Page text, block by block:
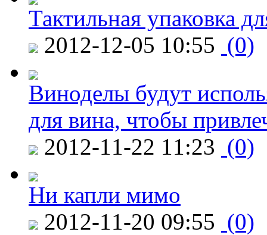
Тактильная упаковка
2012-12-05 10:55 (0)
Виноделы будут
для вина, чтобы
2012-11-22 11:23 (0)
Ни капли мимо
2012-11-20 09:55 (0)